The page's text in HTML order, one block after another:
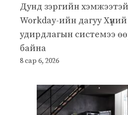
Дунд зэргийн
Workday-ийн дагуу
удирдлагын системээ
байна
8 сар 6, 2026